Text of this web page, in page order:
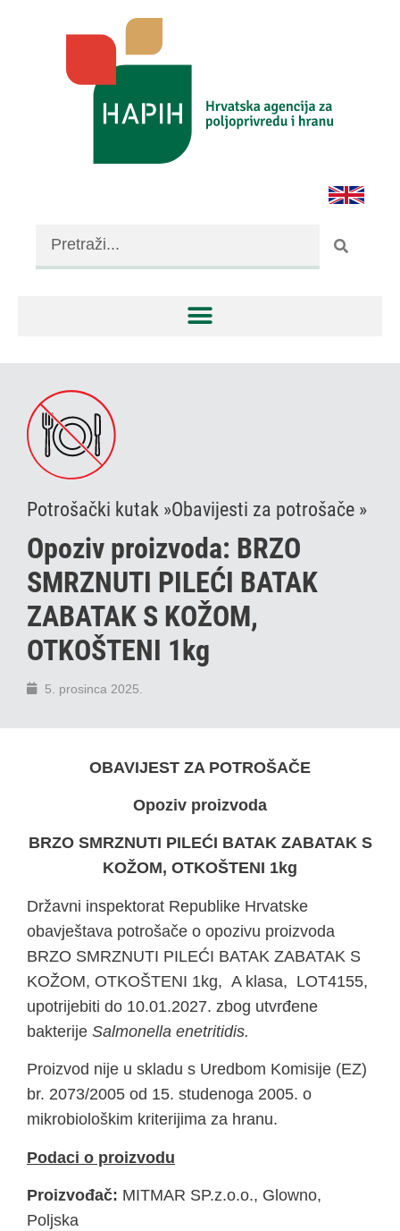
Potrošački kutak »Obavijesti za potrošače »
Opoziv proizvoda: BRZO
SMRZNUTI PILEĆI BATAK
ZABATAK S KOŽOM,
OTKOŠTENI 1kg
5. prosinca 2025.
OBAVIJEST ZA POTROŠAČE
Opoziv proizvoda
BRZO SMRZNUTI PILEĆI BATAK ZABATAK S
KOŽOM, OTKOŠTENI 1kg
Državni inspektorat Republike Hrvatske
obavještava potrošače o opozivu proizvoda
BRZO SMRZNUTI PILEĆI BATAK ZABATAK S
KOŽOM, OTKOŠTENI 1kg, A klasa, LOT4155,
upotrijebiti do 10.01.2027. zbog utvrđene
bakterije Salmonella enetritidis.
Proizvod nije u skladu s Uredbom Komisije (EZ)
br. 2073/2005 od 15. studenoga 2005. o
mikrobiološkim kriterijima za hranu.
Podaci o proizvodu
Proizvođač: MITMAR SP.z.o.o., Glowno,
Poljska